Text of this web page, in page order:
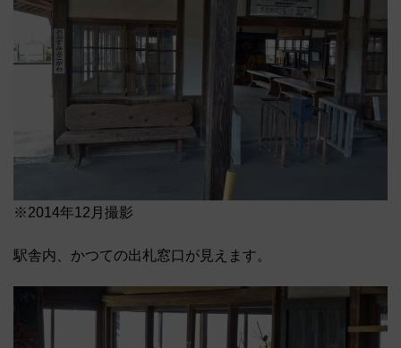
※2014年12月撮影
駅舎内、かつての出札窓口が見えます。